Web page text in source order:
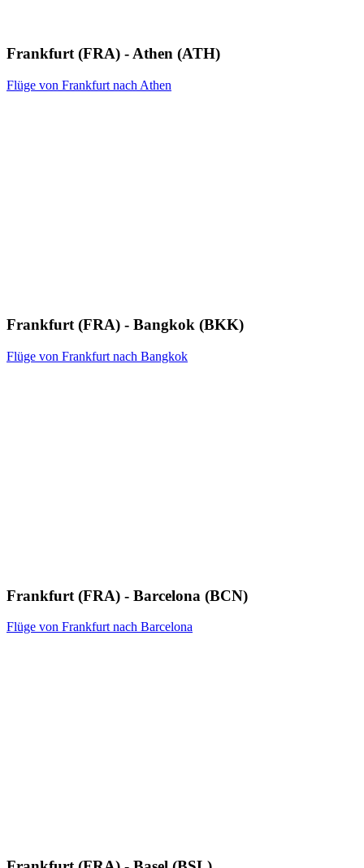
Frankfurt (FRA) - Athen (ATH)
Flüge von Frankfurt nach Athen
Frankfurt (FRA) - Bangkok (BKK)
Flüge von Frankfurt nach Bangkok
Frankfurt (FRA) - Barcelona (BCN)
Flüge von Frankfurt nach Barcelona